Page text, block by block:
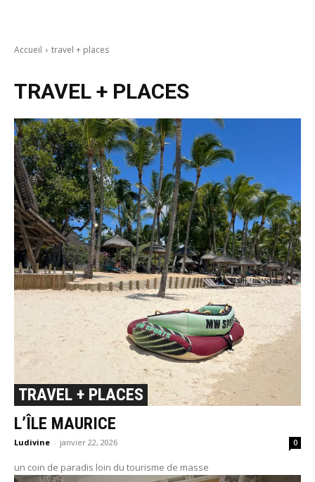
Accueil travel + places
TRAVEL + PLACES
TRAVEL + PLACES
L’ÎLE MAURICE
Ludivine - janvier 22, 2026 0
un coin de paradis loin du tourisme de masse